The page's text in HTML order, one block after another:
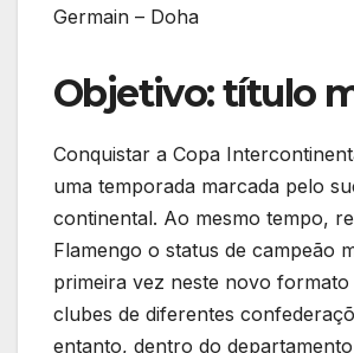
Germain – Doha
Objetivo: título
Conquistar a Copa
uma temporada marcada pelo
continental. Ao mesmo tempo,
Flamengo o status de campeão
primeira vez neste novo
clubes de diferentes
entanto, dentro do